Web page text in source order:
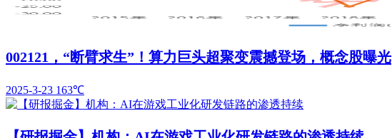
002121，“断臂求生”！算力巨头超聚变震撼登场，概念股曝光
2025-3-23 163℃